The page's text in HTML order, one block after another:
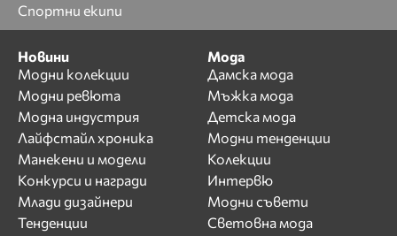
Спортни екипи
Новини
Модни колекции
Модни ревюта
Модна индустрия
Лайфстайл хроника
Манекени и модели
Конкурси и награди
Млади дизайнери
Тенденции
Мода
Дамска мода
Мъжка мода
Детска мода
Модни тенденции
Колекции
Интервю
Модни съвети
Световна мода